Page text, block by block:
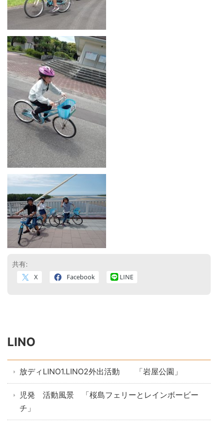
共有:
X Facebook LINE
LINO
放ディLINO1.LINO2外出活動 「岩屋公園」
児発 活動風景 「桜島フェリーとレインボービー
チ」